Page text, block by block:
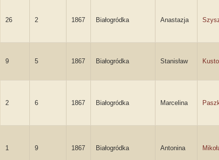
26 2 1867 Białogródka Anastazja
9 5 1867 Białogródka Stanisław
2 6 1867 Białogródka Marcelina
1 9 1867 Białogródka Antonina